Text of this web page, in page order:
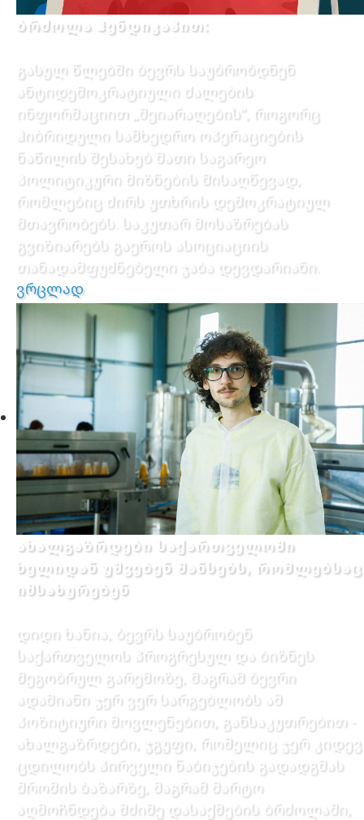
ბრძოლა ჰენდიკაპით:
გასულ წლებში ბევრს საუბრობდნენ
ანტიდემოკრატიული ძალების
ინფორმაციით „შეიარაღების”, როგორც
ჰიბრიდული სამხედრო ოპერაციების
ნაწილის შესახებ მათი საგარეო
პოლიტიკური მიზნების მისაღწევად,
რომლებიც ძირს უთხრის დემოკრატიულ
მთავრობებს. საკუთარ მოსაზრებას
გვიზიარებს გაეროს ასოციაციის
თანადამფუძნებელი ჯაბა დევდარიანი.
ვრცლად
ახალგაზრდები საქართველოში
ხელიდან უშვებენ შანსებს, რომლებსაც
იმსახურებენ
დიდი ხანია, ბევრს საუბრობენ
საქართველოს პროგრესულ და ბიზნეს
მეგობრულ გარემოზე, მაგრამ ბევრი
ადამიანი ჯერ ვერ სარგებლობს ამ
პოზიტიური მოვლენებით, განსაკუთრებით -
ახალგაზრდები, ჯგუფი, რომელიც ჯერ კიდევ
ცდილობს პირველი ნაბიჯების გადადგმას
შრომის ბაზარზე, მაგრამ მარტო
აღმოჩნდება მძიმე დასაქმების ბრძოლაში,